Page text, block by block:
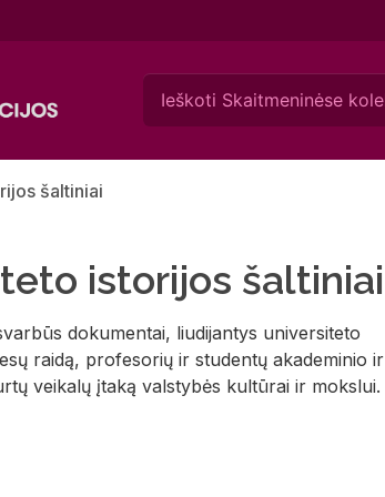
šaltiniai
istorijos šaltiniai
dokumentai, liudijantys universiteto
raidą, profesorių ir studentų akademinio ir
veikalų įtaką valstybės kultūrai ir mokslui.